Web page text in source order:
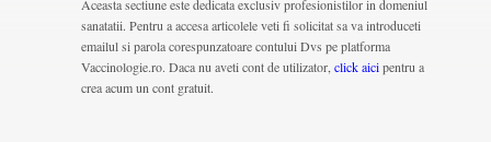
Aceasta sectiune este dedicata exclusiv profesionistilor in domeniul
sanatatii. Pentru a accesa articolele veti fi solicitat sa va introduceti
emailul si parola corespunzatoare contului Dvs pe platforma
Vaccinologie.ro. Daca nu aveti cont de utilizator, click aicipentru a
crea acum un cont gratuit.